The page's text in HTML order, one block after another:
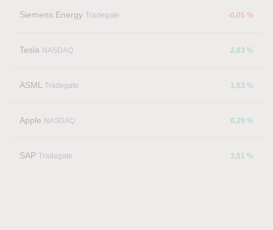
Siemens Energy Tradegate -0,05 %
Tesla NASDAQ 2,83 %
ASML Tradegate 1,53 %
Apple NASDAQ 0,29 %
SAP Tradegate 3,51 %